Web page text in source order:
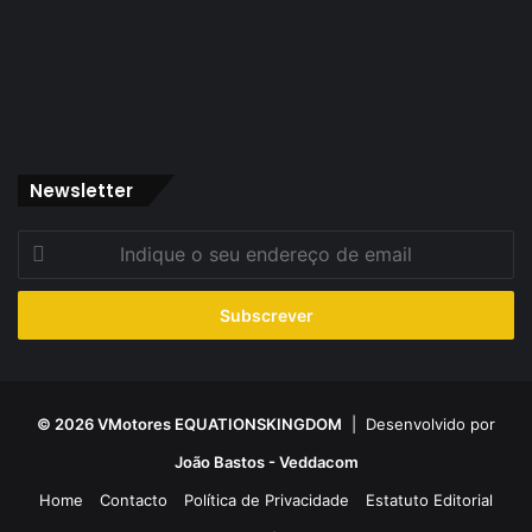
Newsletter
seu
de
© 2026 VMotores EQUATIONSKINGDOM | Desenvolvido por
João Bastos - Veddacom
Home
Contacto Política de Privacidade
Estatuto Editorial